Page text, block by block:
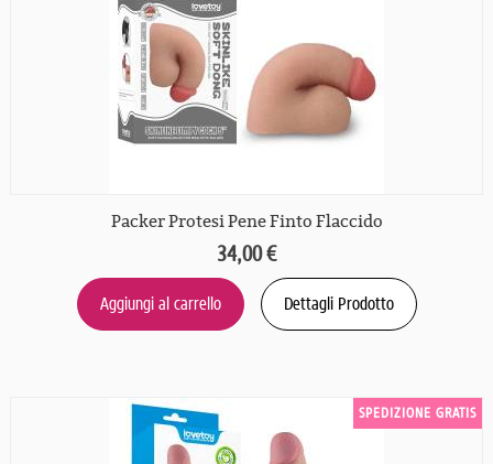
Packer Protesi Pene Finto Flaccido
34,00 €
Aggiungi al carrello Dettagli Prodotto
SPEDIZIONE GRATIS